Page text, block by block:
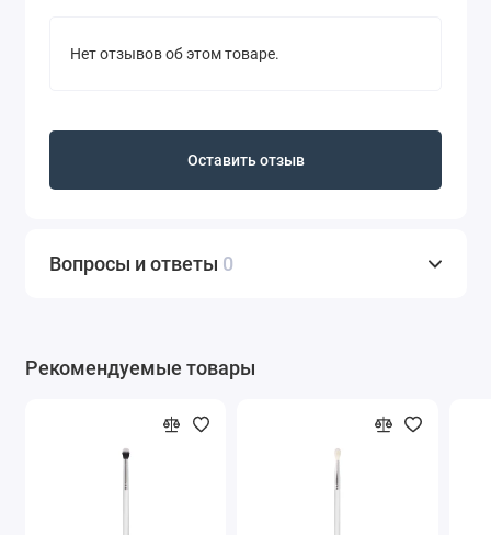
Полезные компоненты:
Масло авокадо питает, защищает.
теней на подвижное веко с помощью
Результат:
сияющий стойкий макияж в
: 4 мл
Нет отзывов об этом товаре.
Оставить отзыв
Вопросы и ответы 0
Рекомендуемые товары